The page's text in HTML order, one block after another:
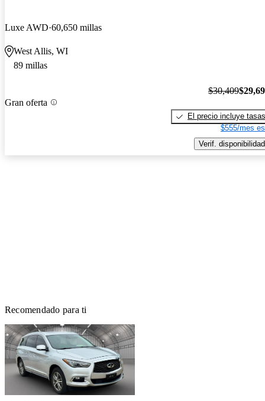
Luxe AWD 60,650 millas
West Allis, WI
89 millas
Gran oferta
$30,409
El precio incluye tasas
$555/mes
Verif. disponibilidad
Recomendado para ti